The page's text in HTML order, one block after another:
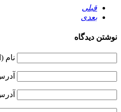
قبلی
بعدی
نوشتن دیدگاه
نام